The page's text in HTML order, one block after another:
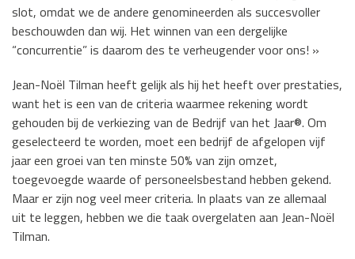
slot, omdat we de andere genomineerden als succesvoller
beschouwden dan wij. Het winnen van een dergelijke
“concurrentie” is daarom des te verheugender voor ons! »
Jean-Noël Tilman heeft gelijk als hij het heeft over prestaties,
want het is een van de criteria waarmee rekening wordt
gehouden bij de verkiezing van de Bedrijf van het Jaar®. Om
geselecteerd te worden, moet een bedrijf de afgelopen vijf
jaar een groei van ten minste 50% van zijn omzet,
toegevoegde waarde of personeelsbestand hebben gekend.
Maar er zijn nog veel meer criteria. In plaats van ze allemaal
uit te leggen, hebben we die taak overgelaten aan Jean-Noël
Tilman.